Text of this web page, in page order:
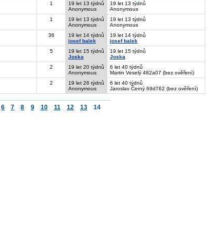
1
19 let 13 týdnů
Anonymous
19 let 13 týdnů
Anonymous
1
19 let 13 týdnů
Anonymous
19 let 13 týdnů
Anonymous
36
19 let 14 týdnů
josef balek
19 let 14 týdnů
josef balek
5
19 let 15 týdnů
Joska
19 let 15 týdnů
Joska
2
19 let 20 týdnů
Anonymous
6 let 40 týdnů
Martin Veselý 482a07 (bez ověření)
2
19 let 26 týdnů
Anonymous
6 let 40 týdnů
Jaroslav Černý 69d762 (bez ověření)
6 7 8 9 10 11 12 13 14